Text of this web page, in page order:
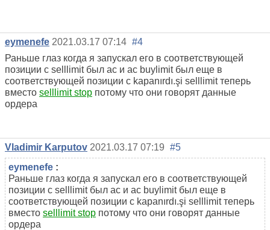
eymenefe 2021.03.17 07:14 #4
Раньше глаз когда я запускал его в соответствующей
позиции с selllimit был ac и ac buylimit был еще в
соответствующей позиции с kapanırdı.şi selllimit теперь
вместо selllimit stop потому что они говорят данные
ордера
Vladimir Karputov 2021.03.17 07:19 #5
eymenefe :
Раньше глаз когда я запускал его в соответствующей
позиции с selllimit был ac и ac buylimit был еще в
соответствующей позиции с kapanırdı.şi selllimit теперь
вместо selllimit stop потому что они говорят данные
ордера